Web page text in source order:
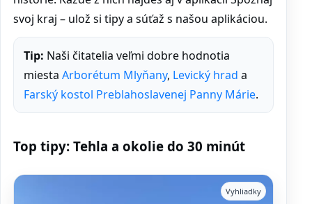
svoj kraj – ulož si tipy a súťaž s našou aplikáciou.
Tip: Naši čitatelia veľmi dobre hodnotia
miesta Arborétum Mlyňany, Levický hrad a
Farský kostol Preblahoslavenej Panny Márie.
Top tipy: Tehla a okolie do 30 minút
Vyhliadky